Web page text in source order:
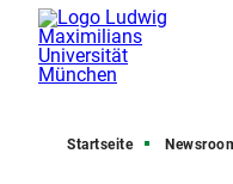
Startseite